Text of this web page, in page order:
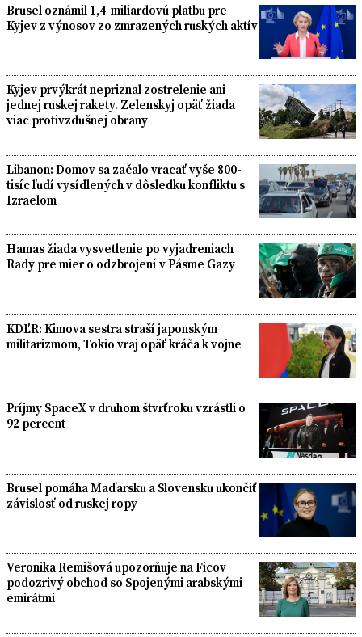
Brusel oznámil 1,4-miliardovú platbu pre
Kyjev z výnosov zo zmrazených ruských aktív
Kyjev prvýkrát nepriznal zostrelenie ani
jednej ruskej rakety. Zelenskyj opäť žiada
viac protivzdušnej obrany
Libanon: Domov sa začalo vracať vyše 800-
tisíc ľudí vysídlených v dôsledku konfliktu s
Izraelom
Hamas žiada vysvetlenie po vyjadreniach
Rady pre mier o odzbrojení v Pásme Gazy
KDĽR: Kimova sestra straší japonským
militarizmom, Tokio vraj opäť kráča k vojne
Príjmy SpaceX v druhom štvrťroku vzrástli o
92 percent
Brusel pomáha Maďarsku a Slovensku ukončiť
závislosť od ruskej ropy
Veronika Remišová upozorňuje na Ficov
podozrivý obchod so Spojenými arabskými
emirátmi